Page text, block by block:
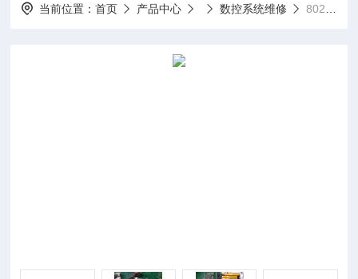
当前位置：首页 产品中心 数控系统维修 802D西门子数控系统进不了系统故障维修